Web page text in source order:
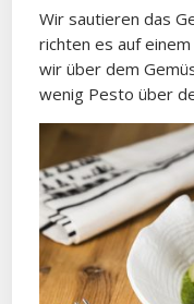
Wir sautieren das
richten es auf
wir über dem
wenig Pesto über